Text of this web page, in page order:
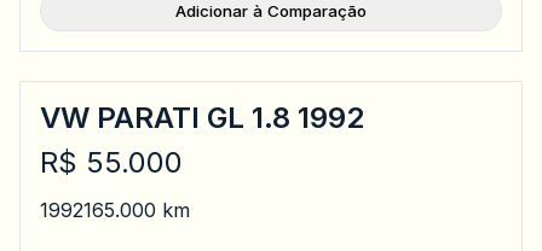
Adicionar à Comparação
VW PARATI GL 1.8 1992
R$ 55.000
1992165.000 km